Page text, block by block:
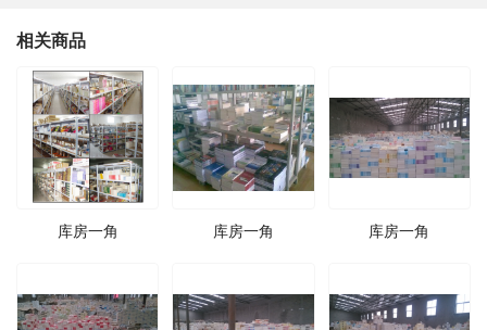
相关商品
库房一角 库房一角 库房一角